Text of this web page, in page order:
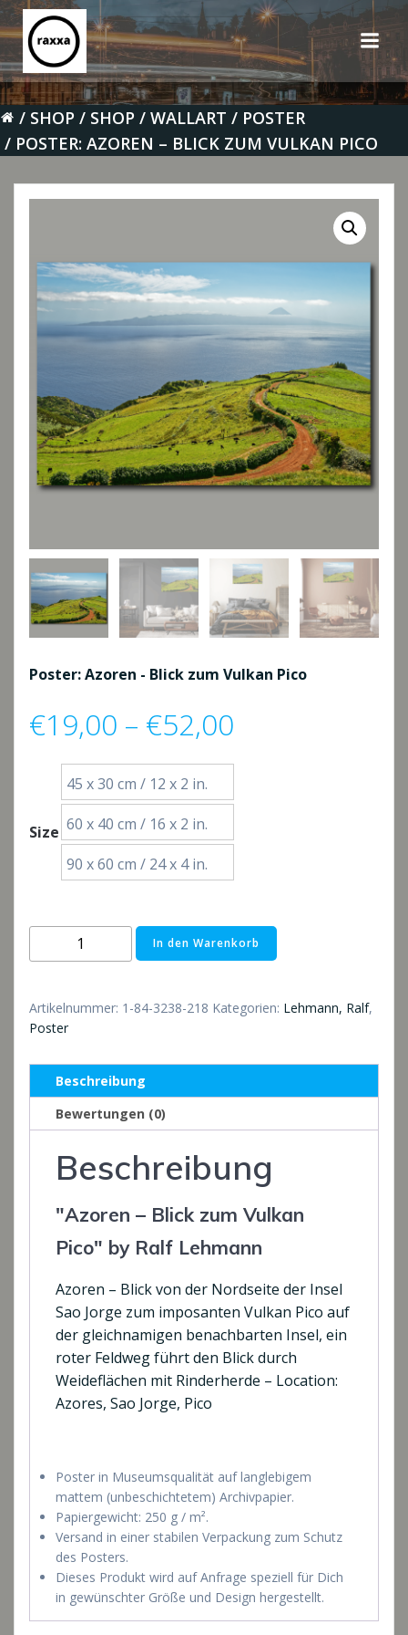
Zum
Inhalt
springen
SHOP SHOP WALLART
POSTER
POSTER: AZOREN – BLICK ZUM VULKAN PICO
Poster: Azoren - Blick zum Vulkan Pico
€19,00 – €52,00
€19,00
bis
Size
45 x 30 cm / 12 x 2 in.
60 x 40 cm / 16 x 2 in.
90 x 60 cm / 24 x 4 in.
Azoren
Blick
zum
Menge
In den Warenkorb
Artikelnummer: 1-84-3238-218 Kategorien: Lehmann, Ralf,
Poster
Beschreibung
Bewertungen (0)
Beschreibung
"Azoren – Blick zum Vulkan
Pico" by Ralf Lehmann
Azoren – Blick von der Nordseite der Insel
Sao Jorge zum imposanten Vulkan Pico auf
der gleichnamigen benachbarten Insel, ein
roter Feldweg führt den Blick durch
Weideflächen mit Rinderherde – Location:
Azores, Sao Jorge, Pico
Poster in Museumsqualität auf langlebigem
mattem (unbeschichtetem) Archivpapier.
Papiergewicht: 250 g / m².
Versand in einer stabilen Verpackung zum Schutz
des Posters.
Dieses Produkt wird auf Anfrage speziell für Dich
in gewünschter Größe und Design hergestellt.